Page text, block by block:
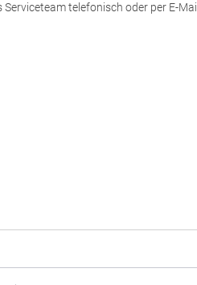
telefonisch oder per E-Mail.